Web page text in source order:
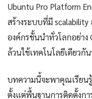
Ubuntu Pro Platform
สร้างระบบที่มี scalability
องค์กรชั้นนำทั่วโลกอย่าง
ล้วนใช้เทคโนโลยีเดียวกั
บทความนี้จะพาคุณเรียน
ตั้งแต่พื้นฐานการติดตั้งกา